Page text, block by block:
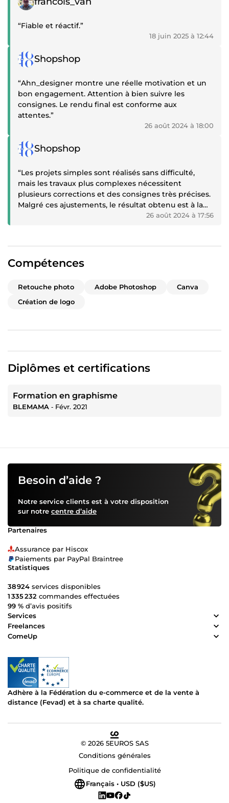
“Fiable et réactif.”
18 juin 2025 à 12:44
Témoignage positif
Shopshop
“Ahn_designer montre une réelle motivation et un
bon engagement. Attention à bien suivre les
consignes. Le rendu final est conforme aux
attentes.”
26 août 2024 à 18:00
Témoignage positif
Shopshop
“Les projets simples sont réalisés sans difficulté,
mais les travaux plus complexes nécessitent
plusieurs corrections et des consignes très précises.
Malgré ces ajustements, le résultat obtenu est à la
26 août 2024 à 17:56
Compétences
Retouche photo Adobe Photoshop
Canva
Création de logo
Diplômes et certifications
Formation en graphisme
BLEMAMA ‐ Févr. 2021
Besoin d’aide ?
Notre service clients est à votre disposition
sur notre centre d’aide
Partenaires
Assurance par Hiscox
Paiements par PayPal Braintree
Statistiques
38 924 services disponibles
1 335 232 commandes effectuées
99 % d’avis positifs
Services
Freelances
ComeUp
Adhère à la Fédération du e-commerce et de la vente à
distance (Fevad) et à sa charte qualité.
© 2026 5EUROS SAS
Conditions générales
Politique de confidentialité
Français • USD ($US)